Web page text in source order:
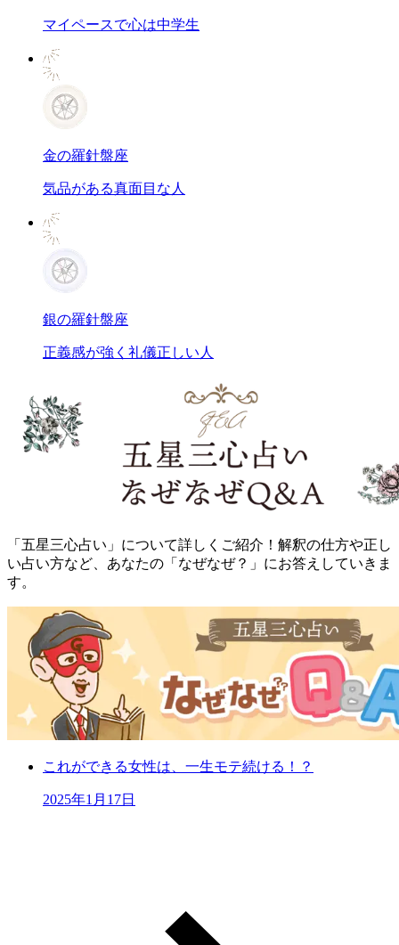
マイペースで心は中学生
金の羅針盤座
気品がある真面目な人
銀の羅針盤座
正義感が強く礼儀正しい人
「五星三心占い」について詳しくご紹介！解釈の仕方や正し
い占い方など、あなたの「なぜなぜ？」にお答えしていきま
す。
これができる女性は、一生モテ続ける！？
2025年1月17日